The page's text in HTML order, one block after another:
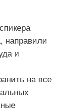
направили
и
на все